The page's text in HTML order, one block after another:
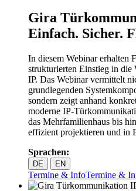
Gira
Einfach. Sicher.
In diesem Webinar erhalten
strukturierten Einstieg in
IP. Das Webinar vermittelt
grundlegenden
sondern zeigt anhand
moderne
das Mehrfamilienhaus bis
effizient projektieren und in
Sprachen:
DE EN
Termine & InfoTermine &